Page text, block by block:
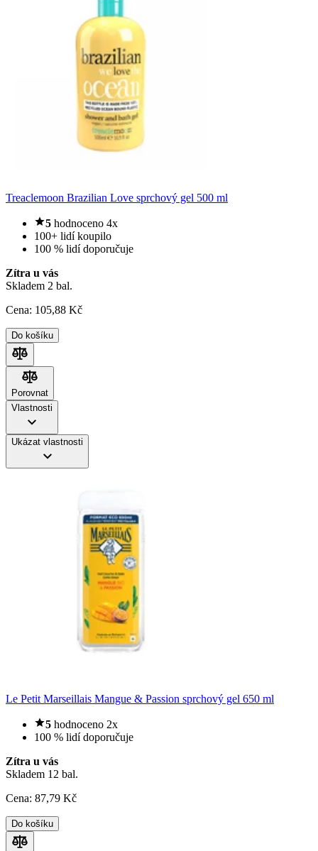
Treaclemoon Brazilian Love sprchový gel 500 ml
5 hodnoceno 4x
100+ lidí koupilo
100 % lidí doporučuje
Zítra u vás
Skladem 2 bal.
Cena: 105,88 Kč
Do košíku
Porovnat
Porovnat
Vlastnosti
Ukázat vlastnosti
Le Petit Marseillais Mangue & Passion sprchový gel 650 ml
5 hodnoceno 2x
100 % lidí doporučuje
Zítra u vás
Skladem 12 bal.
Cena: 87,79 Kč
Do košíku